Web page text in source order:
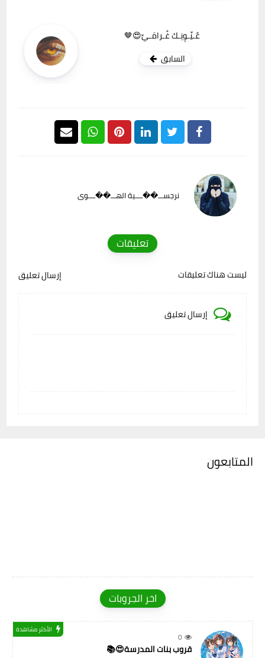
عٌـيِّـوِنِـك غٌـرامَـيِّ😍🤎
السابق
نرجســـ��ــــية الهـــ��ــــوى
تعليقات
ليست هناك تعليقات إرسال تعليق
إرسال تعليق
المتابعون
اخر الجروبات
0
الأكثر مشاهدة
قروب بنات المدرسة😍📚